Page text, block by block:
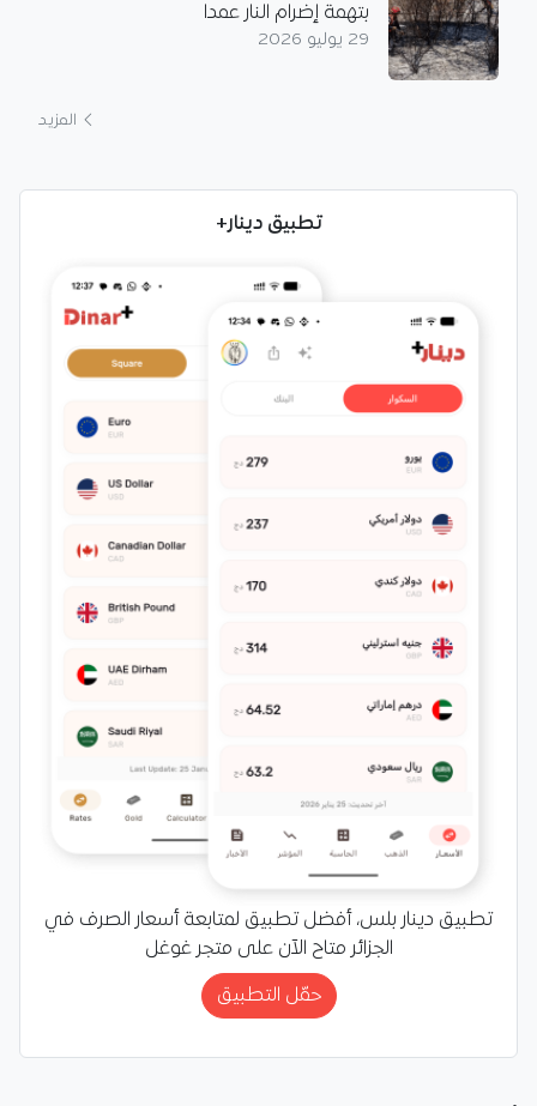
بتهمة إضرام النار عمدا
29 يوليو 2026
المزيد
تطبيق دينار+
تطبيق دينار بلس، أفضل تطبيق لمتابعة أسعار الصرف في
الجزائر متاح الآن على متجر غوغل
حمّل التطبيق